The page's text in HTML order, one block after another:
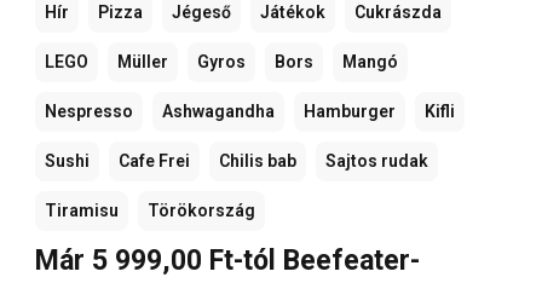
Hír Pizza Jégeső Játékok Cukrászda
LEGO Müller Gyros Bors Mangó
Nespresso Ashwagandha Hamburger Kifli
Sushi Cafe Frei Chilis bab Sajtos rudak
Tiramisu Törökország
Már 5 999,00 Ft-tól Beefeater-